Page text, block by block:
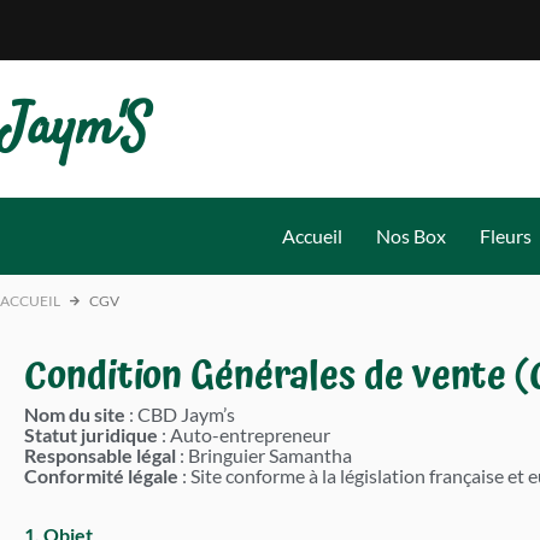
Jaym'S
Accueil Nos Box Fleurs
ACCUEIL CGV
Condition Générales de vente
Nom du site : CBD Jaym’s
Statut juridique : Auto-entrepreneur
Responsable légal : Bringuier Samantha
Conformité légale : Site conforme à la législation française et
1. Objet